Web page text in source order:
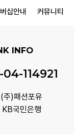
십안내 커뮤니티
INFO
114921
주)패션포유
KB국민은행